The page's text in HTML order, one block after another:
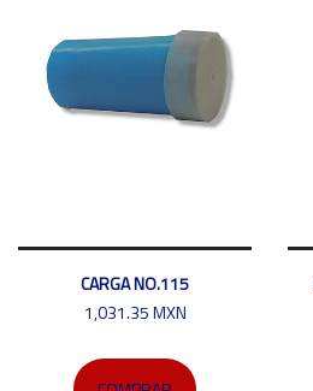
CARGA NO.115
1,031.35 MXN